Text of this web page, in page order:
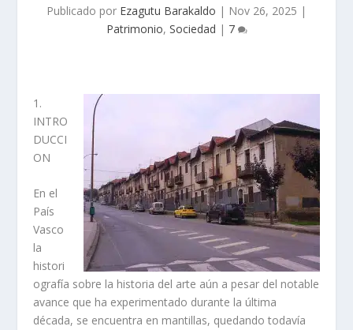
Publicado por Ezagutu Barakaldo | Nov 26, 2025 |
Patrimonio, Sociedad | 7
1.
INTRO
DUCCI
ON
En el
Paí­s
Vasco
la
histori
ografí­a sobre la historia del arte aún a pesar del notable
avance que ha experimentado durante la última
década, se encuentra en mantillas, quedando todaví­a